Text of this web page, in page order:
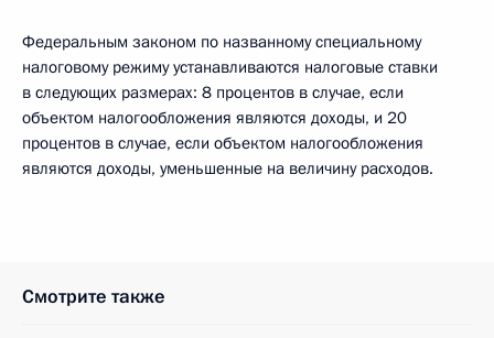
Федеральным законом по названному специальному
налоговому режиму устанавливаются налоговые ставки
в следующих размерах: 8 процентов в случае, если
объектом налогообложения являются доходы, и 20
процентов в случае, если объектом налогообложения
являются доходы, уменьшенные на величину расходов.
Смотрите также